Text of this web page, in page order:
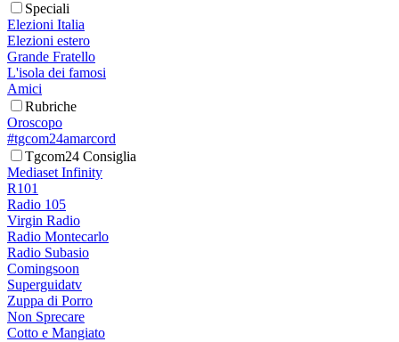
Speciali
Elezioni Italia
Elezioni estero
Grande Fratello
L'isola dei famosi
Amici
Rubriche
Oroscopo
#tgcom24amarcord
Tgcom24 Consiglia
Mediaset Infinity
R101
Radio 105
Virgin Radio
Radio Montecarlo
Radio Subasio
Comingsoon
Superguidatv
Zuppa di Porro
Non Sprecare
Cotto e Mangiato